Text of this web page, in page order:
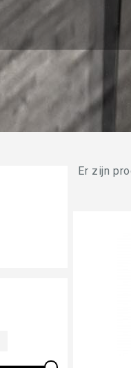
Er zijn